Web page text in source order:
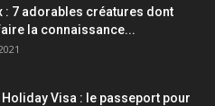
: 7 adorables créatures dont
la connaissance...
Holiday Visa : le passeport pour